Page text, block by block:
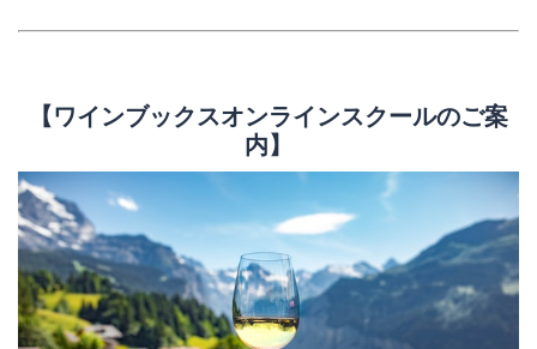
【ワインブックスオンラインスクールのご案
内】